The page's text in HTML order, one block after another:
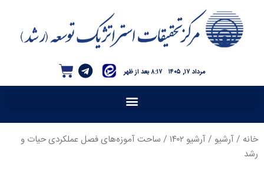
۸:۱۷ بعد از ظهر مرداد ۱۷, ۱۴۰۵
خانه /آرشیو /آرشیو ۱۴۰۲
/ ساحت آموزه‌های فصل عملکردی حیات و
رشد